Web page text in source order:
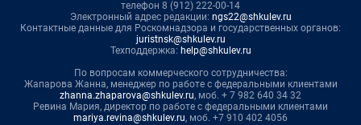
телефон 8 (912) 222-00-14
Электронный адрес редакции: ngs22@shkulev.ru
Контактные данные для Роскомнадзора и государственных органов:
juristnsk@shkulev.ru
Техподдержка: help@shkulev.ru
По вопросам коммерческого сотрудничества:
Жапарова Жанна, менеджер по работе с федеральными клиентами
zhanna.zhaparova@shkulev.ru, моб. + 7 982 640 34 32
Ревина Мария, директор по работе с федеральными клиентами
mariya.revina@shkulev.ru, моб. +7 910 402 4056